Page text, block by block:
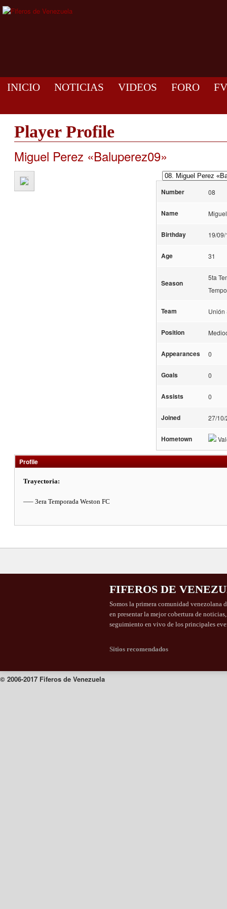
INICIO NOTICIAS VIDEOS FORO
Player Profile
Miguel Perez «Baluperez09»
Number 08
Name
Birthday 19/
Age 31
Season
5ta
Team Unión
Position
Appearances 0
Goals 0
Assists 0
Joined 27/
Hometown
Profile
Trayectoria:
—– 3era Temporada Weston FC
FIFEROS DE
Somos la primera comunidad venezolana
en presentar la mejor cobertura de
seguimiento en vivo de los principales
Sitios recomendados
© 2006-2017 Fiferos de Venezuela